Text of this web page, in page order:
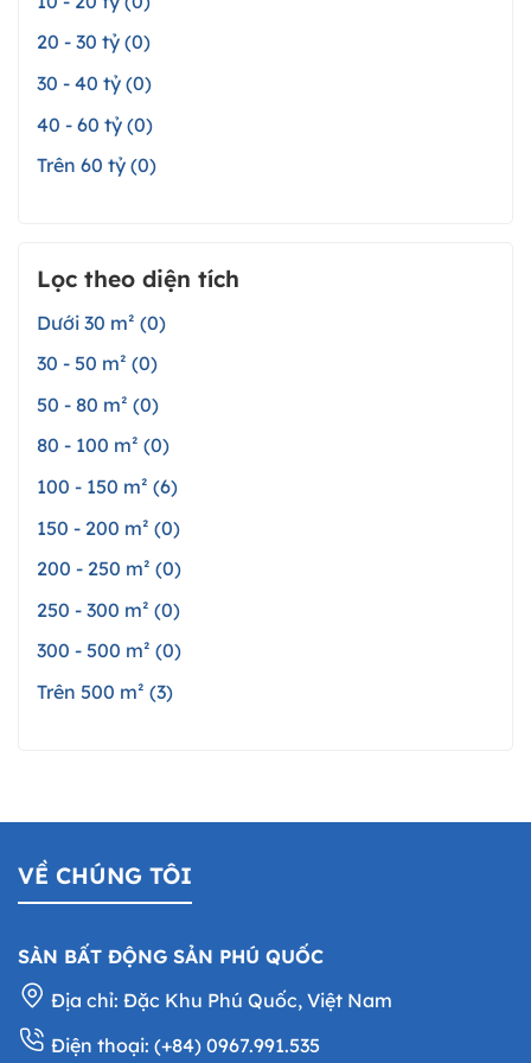
20 - 30 tỷ (0)
30 - 40 tỷ (0)
40 - 60 tỷ (0)
Trên 60 tỷ (0)
Lọc theo diện tích
Dưới 30 m² (0)
30 - 50 m² (0)
50 - 80 m² (0)
80 - 100 m² (0)
100 - 150 m² (6)
150 - 200 m² (0)
200 - 250 m² (0)
250 - 300 m² (0)
300 - 500 m² (0)
Trên 500 m² (3)
VỀ CHÚNG TÔI
SÀN BẤT ĐỘNG SẢN PHÚ QUỐC
Địa chỉ: Đặc Khu Phú Quốc, Việt Nam
Điện thoại: (+84) 0967.991.535